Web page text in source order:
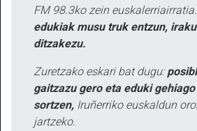
FM 98.3ko zein
edukiak musu truk entzun,
ditzakezu.
Zuretzako eskari bat dugu:
gaitzazu gero eta eduki
sortzen, Iruñerriko euskaldun
jartzeko.